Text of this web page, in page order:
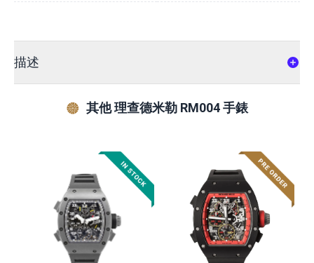
描述
其他 理查德米勒 RM004 手錶